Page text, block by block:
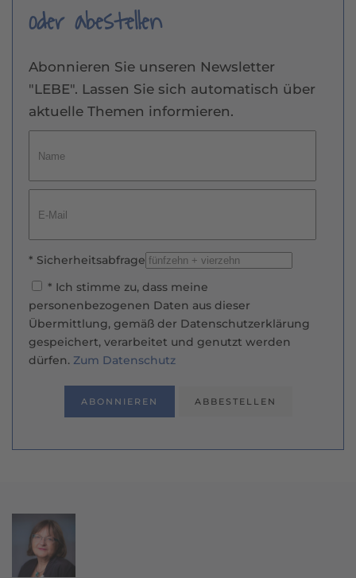
oder abestellen
Abonnieren Sie unseren Newsletter
"LEBE". Lassen Sie sich automatisch über
aktuelle Themen informieren.
* Ich stimme zu, dass meine
personenbezogenen Daten aus dieser
Übermittlung, gemäß der Datenschutzerklärung
gespeichert, verarbeitet und genutzt werden
dürfen. Zum Datenschutz
ABONNIEREN ABBESTELLEN